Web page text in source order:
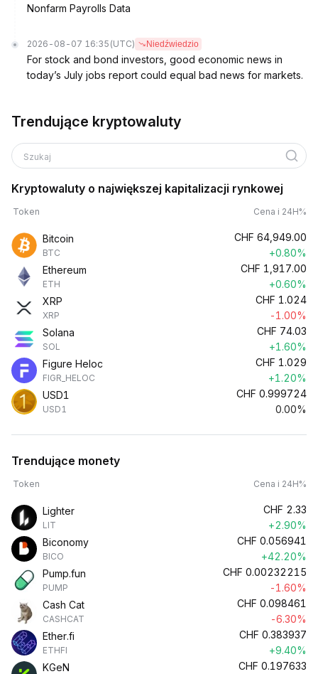
Nonfarm Payrolls Data
2026-08-07 16:35 (UTC) Niedźwiedzio
For stock and bond investors, good economic news in
today’s July jobs report could equal bad news for markets.
Trendujące kryptowaluty
Szukaj
Kryptowaluty o największej kapitalizacji rynkowej
Token Cena i 24H%
Bitcoin
BTC
CHF 64,949.00
+0.80%
Ethereum
ETH
CHF 1,917.00
+0.60%
XRP
XRP
CHF 1.024
-1.00%
Solana
SOL
CHF 74.03
+1.60%
Figure Heloc
FIGR_HELOC
CHF 1.029
+1.20%
USD1
USD1
CHF 0.999724
0.00%
Trendujące monety
Token Cena i 24H%
Lighter
LIT
CHF 2.33
+2.90%
Biconomy
BICO
CHF 0.056941
+42.20%
Pump.fun
PUMP
CHF 0.00232215
-1.60%
Cash Cat
CASHCAT
CHF 0.098461
-6.30%
Ether.fi
ETHFI
CHF 0.383937
+9.40%
KGeN
CHF 0.197633